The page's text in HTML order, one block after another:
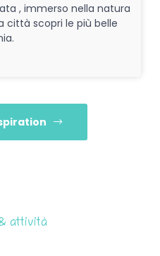
, immerso nella natura
città scopri le più belle
attività